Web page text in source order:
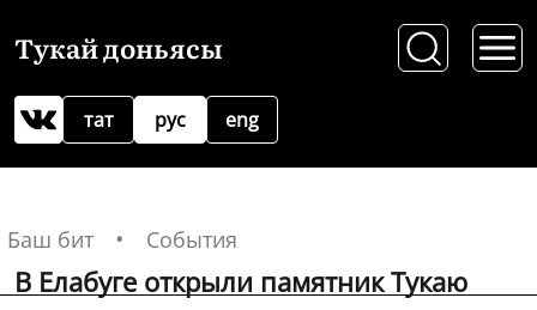
Тукай доньясы
рус
тат eng
Баш бит События
В Елабуге открыли памятник Тукаю